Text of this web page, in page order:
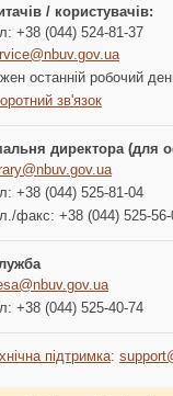
/ користувачів:
+38 (044) 524-81-37
останній робочий
зв'язок
директора (для
+38 (044) 525-81-04
факс: +38 (044) 525-56-
+38 (044) 525-40-74
підтримка: